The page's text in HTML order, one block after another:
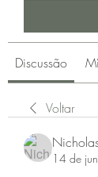
Discussão
Voltar
14 de